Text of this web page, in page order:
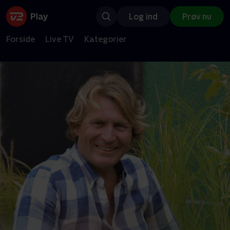
Log ind Prøv nu
Forside Live TV Kategorier